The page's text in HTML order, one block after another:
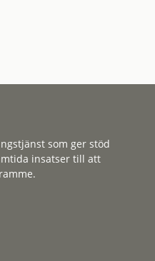
som ger stöd
insatser till att